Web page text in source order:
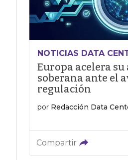
NOTICIAS DATA
Europa acelera
soberana ante el
regulación
por Redacción Data
Compartir